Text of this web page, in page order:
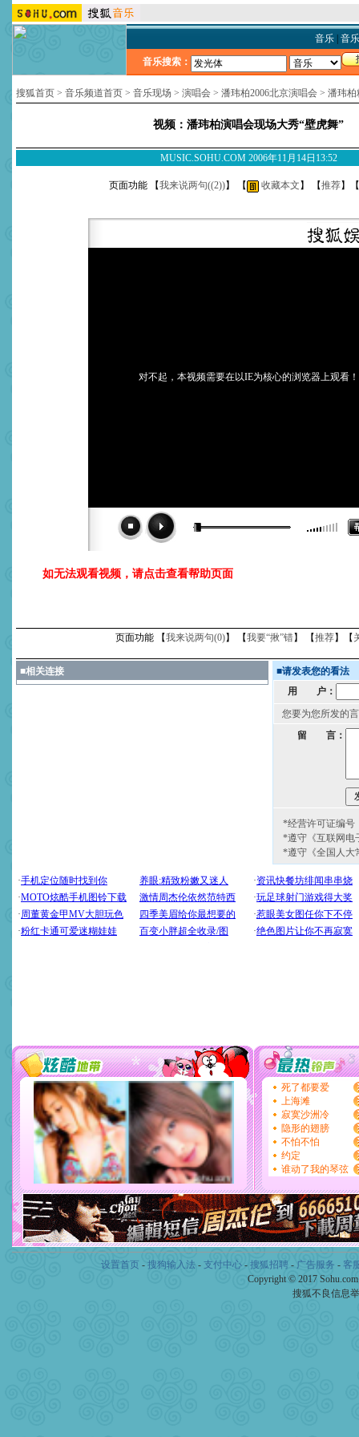
音乐| 音
音乐搜索：
搜狐首页 > 音乐频道首页 > 音乐现场 > 演唱会 > 潘玮柏2006北京演唱会 > 潘玮柏
视频：潘玮柏演唱会现场大秀“壁虎舞”
MUSIC.SOHU.COM 2006年11月14日13:52
页面功能 【我来说两句((2))】 【 收藏本文 】 【推荐】【
对不起，本视频需要在以IE为核心的浏览器上观看！
如无法观看视频，请点击查看帮助页面
页面功能 【我来说两句(0)】 【我要“揪”错】 【推荐】【
■相关连接 ■请发表您的看法
用 户：
您要为您所发的
留 言：
*经营许可证编号
*遵守《互联网电
*遵守《全国人大
设置首页 - 搜狗输入法- 支付中心- 搜狐招聘- 广告服务 - 客
Copyright © 2017
搜狐不良信息